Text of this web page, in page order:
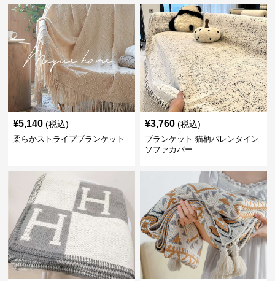
¥5,140 (税込)
柔らかストライプブランケット
¥3,760 (税込)
ブランケット 猫柄バレンタイン
ソファカバー